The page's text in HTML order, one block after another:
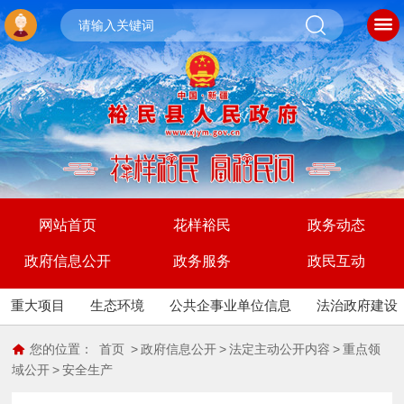
网站首页 花样裕民 政务动态
政府信息公开 政务服务 政民互动
重大项目 生态环境 公共企事业单位信息 法治政府建设
您的位置： 首页 > 政府信息公开 > 法定主动公开内容 > 重点领
域公开 > 安全生产